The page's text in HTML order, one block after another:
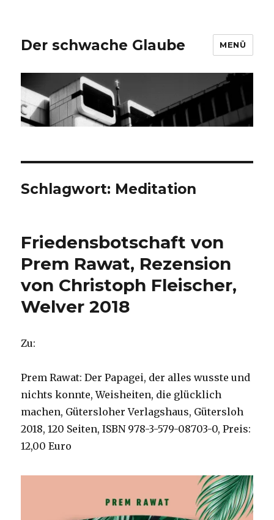
Der schwache Glaube MENÜ
Schlagwort: Meditation
Friedensbotschaft von
Prem Rawat, Rezension
von Christoph Fleischer,
Welver 2018
Zu:
Prem Rawat: Der Papagei, der alles wusste und
nichts konnte, Weisheiten, die glücklich
machen, Gütersloher Verlagshaus, Gütersloh
2018, 120 Seiten, ISBN 978-3-579-08703-0, Preis:
12,00 Euro